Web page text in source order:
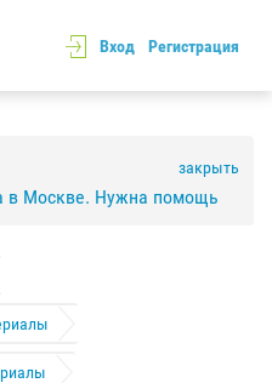
Вход Регистрация
закрыть
в Москве. Нужна помощь